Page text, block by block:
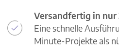
Versandfertig in nur
Eine schnelle
Minute-Projekte als